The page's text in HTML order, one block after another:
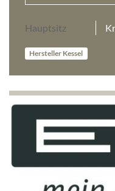
Hauptsitz
Hersteller Kessel